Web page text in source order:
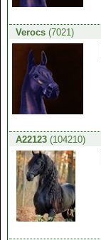
Verocs(7021)
A22123(104210)